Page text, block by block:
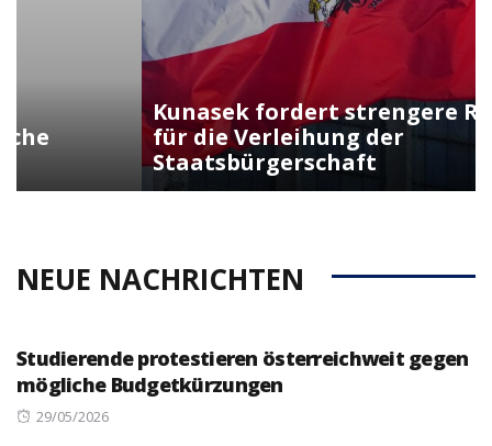
Kunasek fordert strengere Regeln
für die Verleihung der
Staatsbürgerschaft
NEUE NACHRICHTEN
Studierende protestieren österreichweit gegen
mögliche Budgetkürzungen
Posted
29/05/2026